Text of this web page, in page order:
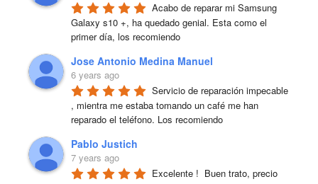
Acabo de reparar mi Samsung
Galaxy s10 +, ha quedado genial. Esta como el
primer día, los recomiendo
Jose Antonio Medina Manuel
6 years ago
Servicio de reparación impecable
, mientra me estaba tomando un café me han
reparado el teléfono. Los recomiendo
Pablo Justich
7 years ago
Excelente !  Buen trato, precio